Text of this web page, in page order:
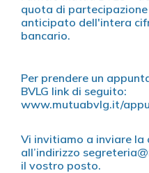
quota di
anticipato dell'intera
bancario.
Per prendere un
BVLG link di seguito:
www.mutuabvlg.it/
Vi invitiamo a inviare
all’indirizzo
il vostro posto.